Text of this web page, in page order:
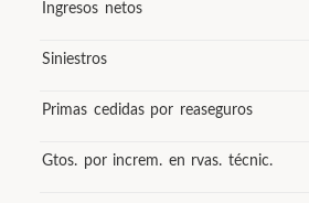
Ingresos netos
Siniestros
Primas cedidas por reaseguros
Gtos. por increm. en rvas. técnic.